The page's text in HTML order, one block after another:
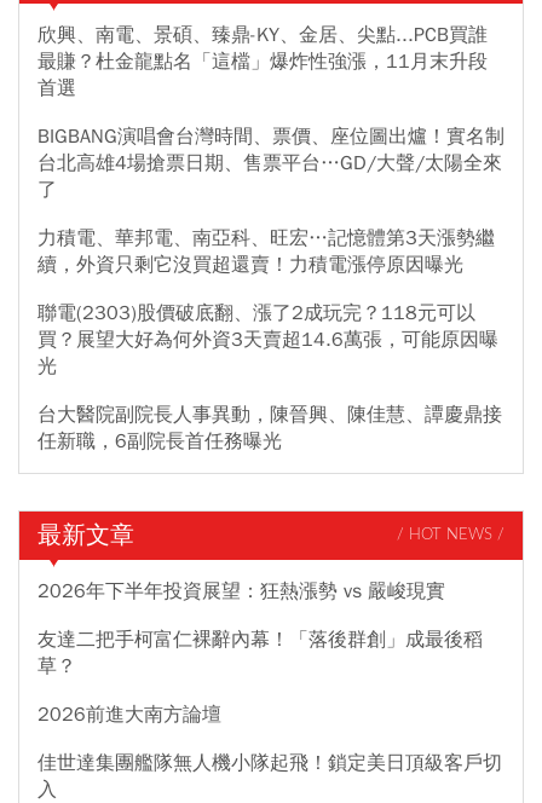
欣興、南電、景碩、臻鼎-KY、金居、尖點...PCB買誰
最賺？杜金龍點名「這檔」爆炸性強漲，11月末升段
首選
BIGBANG演唱會台灣時間、票價、座位圖出爐！實名制
台北高雄4場搶票日期、售票平台…GD/大聲/太陽全來
了
力積電、華邦電、南亞科、旺宏…記憶體第3天漲勢繼
續，外資只剩它沒買超還賣！力積電漲停原因曝光
聯電(2303)股價破底翻、漲了2成玩完？118元可以
買？展望大好為何外資3天賣超14.6萬張，可能原因曝
光
台大醫院副院長人事異動，陳晉興、陳佳慧、譚慶鼎接
任新職，6副院長首任務曝光
最新文章 / HOT NEWS /
2026年下半年投資展望：狂熱漲勢 vs 嚴峻現實
友達二把手柯富仁裸辭內幕！「落後群創」成最後稻
草？
2026前進大南方論壇
佳世達集團艦隊無人機小隊起飛！鎖定美日頂級客戶切
入